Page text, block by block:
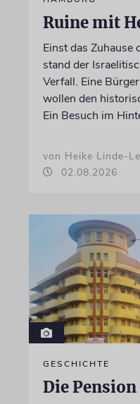
Ruine mit
Einst das Zuhause
stand der
Verfall. Eine
wollen den
Ein Besuch im
von Heike Linde-
02.08.2026
GESCHICHTE
Die